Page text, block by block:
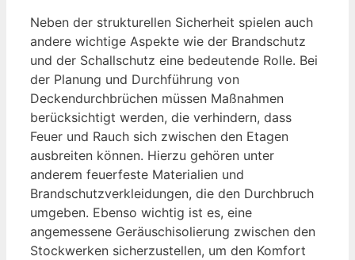
Neben der strukturellen Sicherheit spielen auch
andere wichtige Aspekte wie der Brandschutz
und der Schallschutz eine bedeutende Rolle. Bei
der Planung und Durchführung von
Deckendurchbrüchen müssen Maßnahmen
berücksichtigt werden, die verhindern, dass
Feuer und Rauch sich zwischen den Etagen
ausbreiten können. Hierzu gehören unter
anderem feuerfeste Materialien und
Brandschutzverkleidungen, die den Durchbruch
umgeben. Ebenso wichtig ist es, eine
angemessene Geräuschisolierung zwischen den
Stockwerken sicherzustellen, um den Komfort